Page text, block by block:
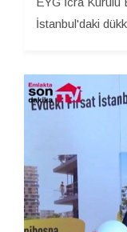
İstanbul'daki